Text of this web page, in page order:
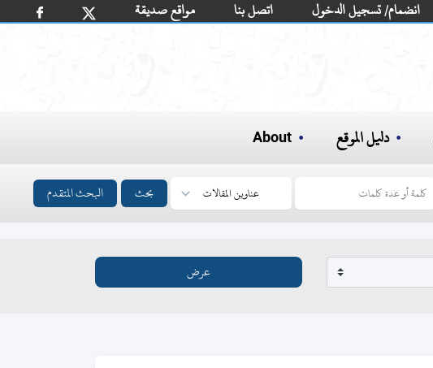
مواقع صديقة اتصل بنا انضمام/ تسجيل الدخول
دليل الموقع About
بحث البحث المتقدم